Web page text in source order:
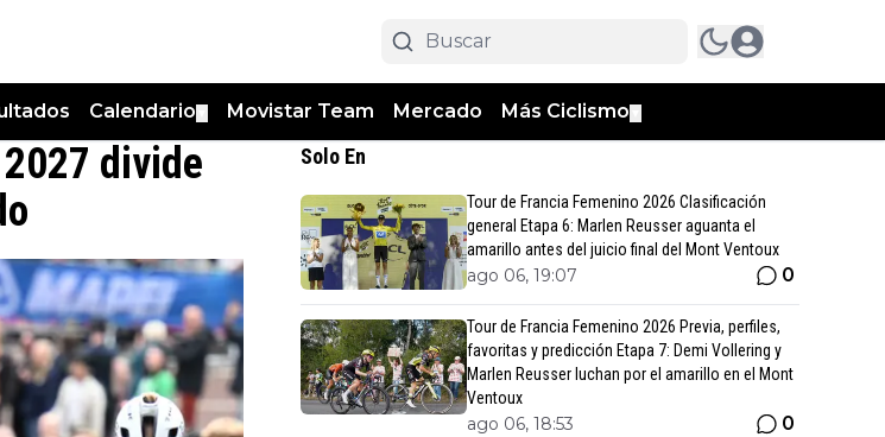
Calendario Movistar Team Mercado Más Ciclismo
divide
Solo En
Tour de Francia Femenino 2026 Clasificación
general Etapa 6: Marlen Reusser aguanta el
amarillo antes del juicio final del Mont Ventoux
ago 06, 19:07 0
Tour de Francia Femenino 2026 Previa, perfiles,
favoritas y predicción Etapa 7: Demi Vollering y
Marlen Reusser luchan por el amarillo en el Mont
Ventoux
ago 06, 18:53 0